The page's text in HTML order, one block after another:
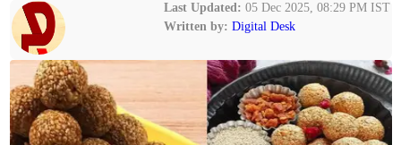
Last Updated: 05 Dec 2025, 08:29 PM IST
Written by: Digital Desk